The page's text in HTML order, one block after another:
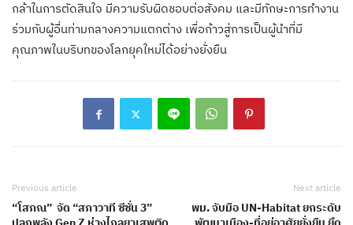
กล้าในการตัดสินใจ มีความรับผิดชอบต่อสังคม และมีทักษะการทำงาน
ร่วมกับผู้อื่นท่ามกลางความแตกต่าง เพื่อก้าวสู่การเป็นผู้นำที่มี
คุณภาพในบริบทของโลกยุคใหม่ได้อย่างยั่งยืน
Previous article
“โสภณ” จัด “สภาวาที ซีซั่น 3”
Next article
พม. จับมือ UN-Habitat ยกระดับ